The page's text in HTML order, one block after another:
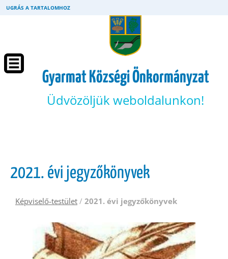
UGRÁS A TARTALOMHOZ
Gyarmat Községi Önkormányzat
Üdvözöljük weboldalunkon!
2021. évi jegyzőkönyvek
Képviselő-testület / 2021. évi jegyzőkönyvek